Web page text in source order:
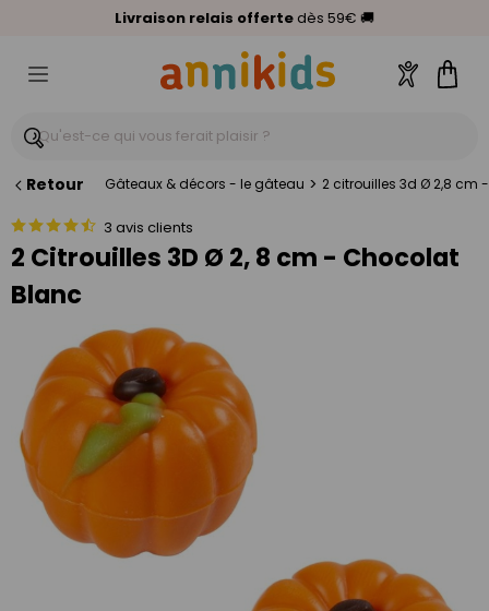
Livraison relais offertedès 59€ 🚚
🥇Palmarès Capital 2025 :Annikids N°1
⭐⭐⭐⭐⭐4,6/5(24 000 avis clients)
Compte
Retour Gâteaux & décors - le gâteau > 2 citrouilles 3d Ø 2,8
3 avis clients
2 Citrouilles 3D Ø 2, 8 cm - Chocolat
Blanc